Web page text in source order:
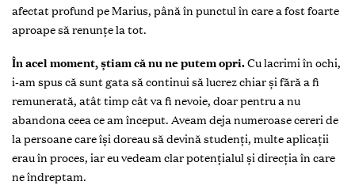
afectat profund pe Marius, până în punctul în care a fost foarte
aproape să renunțe la tot.
În acel moment, știam că nu ne putem opri.Cu lacrimi în ochi,
i-am spus că sunt gata să continui să lucrez chiar și fără a fi
remunerată, atât timp cât va fi nevoie, doar pentru a nu
abandona ceea ce am început. Aveam deja numeroase cereri de
la persoane care își doreau să devină studenți, multe aplicații
erau în proces, iar eu vedeam clar potențialul și direcția în care
ne îndreptam.